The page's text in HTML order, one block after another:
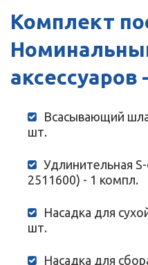
Комплект
Всасывающий
шт.
Удлинительная
2511600) - 1 компл.
Насадка для
шт.
Насадка для